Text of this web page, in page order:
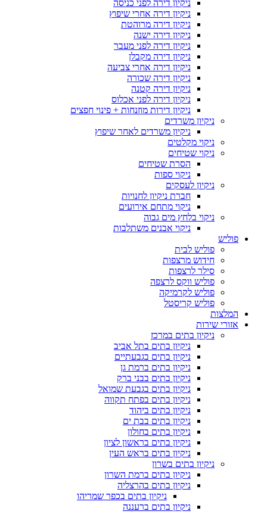
ניקיון דירה לפני כניסה
ניקיון דירה אחרי שיפוץ
ניקיון דירה מרוהטת
ניקיון דירה ישנה
ניקיון דירה לפני מעבר
ניקיון דירה מקבלן
ניקיון דירה אחרי צביעה
ניקיון דירה שכורה
ניקיון דירה קטנה
ניקיון דירה לפני אכלוס
ניקיון דירות מוזנחות + פינוי חפצים
ניקיון משרדים
ניקיון משרדים לאחר שיפוץ
ניקוי מקלטים
ניקוי שטיחים
הסרת שטיחים
ניקוי ספות
ניקיון לעסקים
חברת ניקיון לחנויות
ניקוי מתחם אירועים
ניקוי בלחץ מים גבוה
ניקוי אבנים משתלבות
פוליש
פוליש לבית
חידוש מרצפות
סילר לרצפות
פוליש ווקס לרצפה
פוליש לקרמיקה
פוליש קריסטל
המלצות
אזורי שירות
ניקיון בתים במרכז
ניקיון בתים בתל אביב
ניקיון בתים בגבעתיים
ניקיון בתים ברמת גן
ניקיון בתים בבני ברק
ניקיון בתים בגבעת שמואל
ניקיון בתים בפתח תקווה
ניקיון בתים ביהוד
ניקיון בתים בבת ים
ניקיון בתים בחולון
ניקיון בתים בראשון לציון
ניקיון בתים בראש העין
ניקיון בתים בשרון
ניקיון בתים ברמת השרון
ניקיון בתים בהרצליה
ניקיון בתים בכפר שמריהו
ניקיון בתים ברעננה